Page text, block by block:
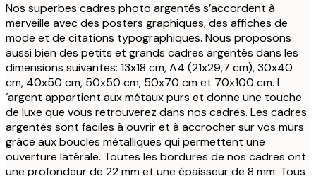
Nos superbes cadres photo argentés s’accordent à
merveille avec des posters graphiques, des affiches de
mode et de citations typographiques. Nous proposons
aussi bien des petits et grands cadres argentés dans les
dimensions suivantes: 13x18 cm, A4 (21x29,7 cm), 30x40
cm, 40x50 cm, 50x50 cm, 50x70 cm et 70x100 cm. L
´argent appartient aux métaux purs et donne une touche
de luxe que vous retrouverez dans nos cadres. Les cadres
argentés sont faciles à ouvrir et à accrocher sur vos murs
grâce aux boucles métalliques qui permettent une
ouverture latérale. Toutes les bordures de nos cadres ont
une profondeur de 22 mm et une épaisseur de 8 mm. Tous